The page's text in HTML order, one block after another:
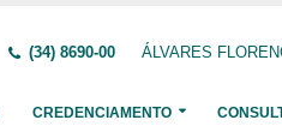
(34) 8690-00 ÁLVARES
CREDENCIAMENTO